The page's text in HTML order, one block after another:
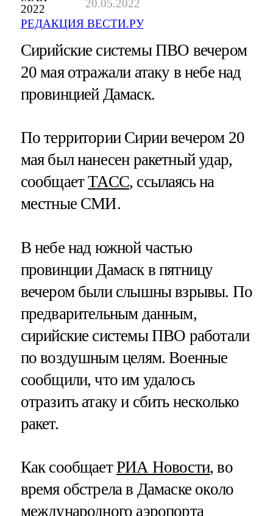
2022
20.05.2022
РЕДАКЦИЯ ВЕСТИ.РУ
Сирийские системы ПВО вечером
20 мая отражали атаку в небе над
провинцией Дамаск.
По территории Сирии вечером 20
мая был нанесен ракетный удар,
сообщаетТАСС, ссылаясь на
местные СМИ.
В небе над южной частью
провинции Дамаск в пятницу
вечером были слышны взрывы. По
предварительным данным,
сирийские системы ПВО работали
по воздушным целям. Военные
сообщили, что им удалось
отразить атаку и сбить несколько
ракет.
Как сообщаетРИА Новости, во
время обстрела в Дамаске около
международного аэропорта